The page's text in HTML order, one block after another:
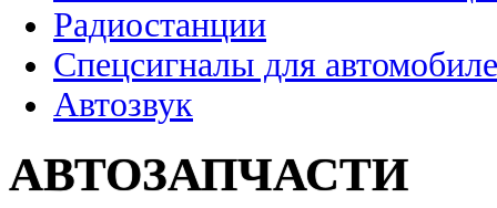
Радиостанции
Спецсигналы для
Автозвук
АВТОЗАПЧАСТИ